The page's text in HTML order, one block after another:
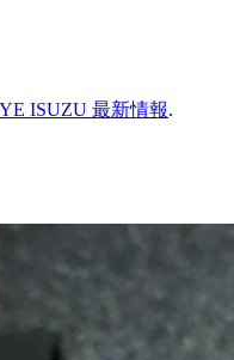
ISUZU 最新情報.